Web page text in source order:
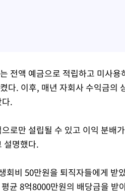
전액 예금으로 적립하고 미사
다. 이후, 매년 자회사 수익금의
.
로만 설립될 수 있고 이익 분배
설명했다.
회비 50만원을 퇴직자들에게 받
균 8억8000만원의 배당금을 받